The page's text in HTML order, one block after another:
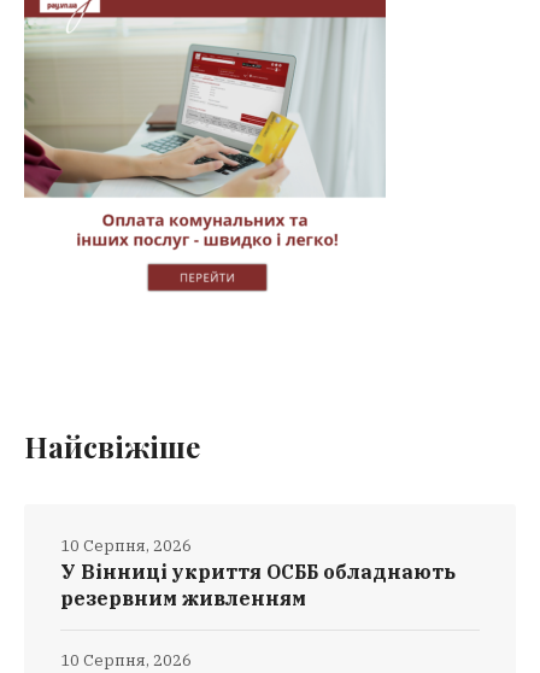
Найсвіжіше
У Вінниці укриття ОСББ обладнають
резервним живленням
10 Серпня, 2026
10 Серпня, 2026